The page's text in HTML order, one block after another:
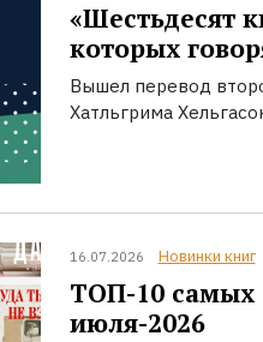
«Шестьдесят
которых
Вышел перевод
Хатльгрима
16.07.2026 Новинки книг
ТОП-10
июля-2026